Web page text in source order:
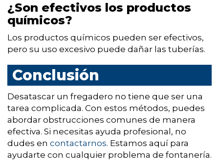
¿Son efectivos los productos
químicos?
Los productos químicos pueden ser efectivos,
pero su uso excesivo puede dañar las tuberías.
Conclusión
Desatascar un fregadero no tiene que ser una
tarea complicada. Con estos métodos, puedes
abordar obstrucciones comunes de manera
efectiva. Si necesitas ayuda profesional, no
dudes en contactarnos. Estamos aquí para
ayudarte con cualquier problema de fontanería.